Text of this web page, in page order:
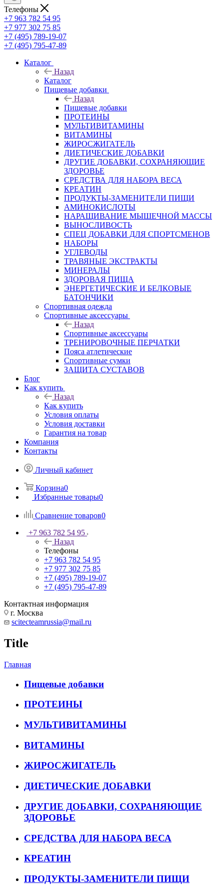
Телефоны
+7 963 782 54 95
+7 977 302 75 85
+7 (495) 789-19-07
+7 (495) 795-47-89
Каталог
Назад
Каталог
Пищевые добавки
Назад
Пищевые добавки
ПРОТЕИНЫ
МУЛЬТИВИТАМИНЫ
ВИТАМИНЫ
ЖИРОСЖИГАТЕЛЬ
ДИЕТИЧЕСКИЕ ДОБАВКИ
ДРУГИЕ ДОБАВКИ, СОХРАНЯЮЩИЕ
ЗДОРОВЬЕ
СРЕДСТВА ДЛЯ НАБОРА ВЕСА
КРЕАТИН
ПРОДУКТЫ-ЗАМЕНИТЕЛИ ПИЩИ
АМИНОКИСЛОТЫ
НАРАЩИВАНИЕ МЫШЕЧНОЙ МАССЫ
ВЫНОСЛИВОСТЬ
СПЕЦ ДОБАВКИ ДЛЯ СПОРТСМЕНОВ
НАБОРЫ
УГЛЕВОДЫ
ТРАВЯНЫЕ ЭКСТРАКТЫ
МИНЕРАЛЫ
ЗДОРОВАЯ ПИЩА
ЭНЕРГЕТИЧЕСКИЕ И БЕЛКОВЫЕ
БАТОНЧИКИ
Спортивная одежда
Спортивные аксессуары
Назад
Спортивные аксессуары
ТРЕНИРОВОЧНЫЕ ПЕРЧАТКИ
Пояса атлетические
Спортивные сумки
ЗАЩИТА СУСТАВОВ
Блог
Как купить
Назад
Как купить
Условия оплаты
Условия доставки
Гарантия на товар
Компания
Контакты
Личный кабинет
Корзина0
Избранные товары0
Сравнение товаров0
+7 963 782 54 95
Назад
Телефоны
+7 963 782 54 95
+7 977 302 75 85
+7 (495) 789-19-07
+7 (495) 795-47-89
Контактная информация
г. Москва
scitecteamrussia@mail.ru
Title
Главная
Пищевые добавки
ПРОТЕИНЫ
МУЛЬТИВИТАМИНЫ
ВИТАМИНЫ
ЖИРОСЖИГАТЕЛЬ
ДИЕТИЧЕСКИЕ ДОБАВКИ
ДРУГИЕ ДОБАВКИ, СОХРАНЯЮЩИЕ
ЗДОРОВЬЕ
СРЕДСТВА ДЛЯ НАБОРА ВЕСА
КРЕАТИН
ПРОДУКТЫ-ЗАМЕНИТЕЛИ ПИЩИ